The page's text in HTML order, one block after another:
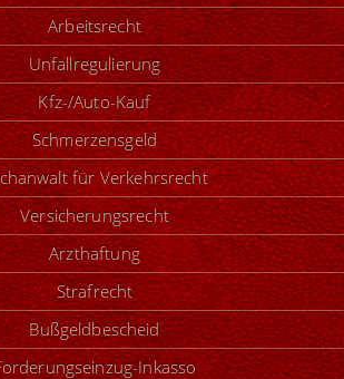
Arbeitsrecht
Unfallregulierung
Kfz-/Auto-Kauf
Schmerzensgeld
für Verkehrsrecht
Versicherungsrecht
Arzthaftung
Strafrecht
Bußgeldbescheid
Inkasso